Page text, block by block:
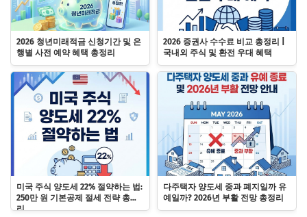
2026 청년미래적금 신청기간 및 은
행별 사전 예약 혜택 총정리
2026 증권사 수수료 비교 총정리 |
국내외 주식 및 환전 우대 혜택
미국 주식 양도세 22% 절약하는 법:
250만 원 기본공제 절세 전략 총정
리
다주택자 양도세 중과 폐지일까 유
예일까? 2026년 부활 전망 총정리